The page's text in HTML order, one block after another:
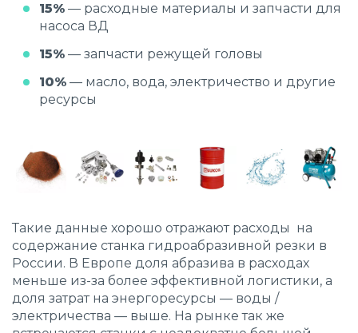
15% — расходные материалы и запчасти для
насоса ВД
15% — запчасти режущей головы
10% — масло, вода, электричество и другие
ресурсы
Такие данные хорошо отражают расходы на
содержание станка гидроабразивной резки в
России. В Европе доля абразива в расходах
меньше из-за более эффективной логистики, а
доля затрат на энергоресурсы — воды /
электричества — выше. На рынке так же